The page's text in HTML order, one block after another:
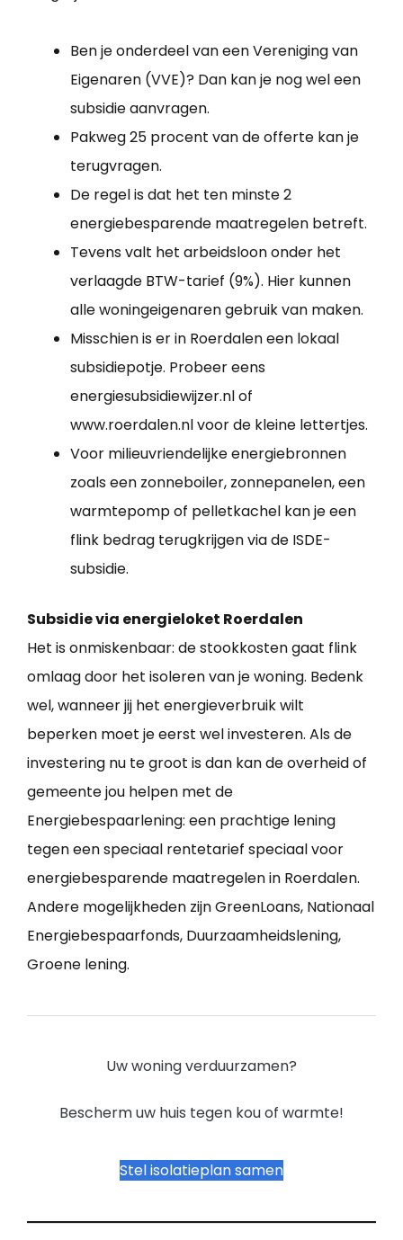
Ben je onderdeel van een Vereniging van
Eigenaren (VVE)? Dan kan je nog wel een
subsidie aanvragen.
Pakweg 25 procent van de offerte kan je
terugvragen.
De regel is dat het ten minste 2
energiebesparende maatregelen betreft.
Tevens valt het arbeidsloon onder het
verlaagde BTW-tarief (9%). Hier kunnen
alle woningeigenaren gebruik van maken.
Misschien is er in Roerdalen een lokaal
subsidiepotje. Probeer eens
energiesubsidiewijzer.nl of
www.roerdalen.nl voor de kleine lettertjes.
Voor milieuvriendelijke energiebronnen
zoals een zonneboiler, zonnepanelen, een
warmtepomp of pelletkachel kan je een
flink bedrag terugkrijgen via de ISDE-
subsidie.
Subsidie via energieloket Roerdalen
Het is onmiskenbaar: de stookkosten gaat flink
omlaag door het isoleren van je woning. Bedenk
wel, wanneer jij het energieverbruik wilt
beperken moet je eerst wel investeren. Als de
investering nu te groot is dan kan de overheid of
gemeente jou helpen met de
Energiebespaarlening: een prachtige lening
tegen een speciaal rentetarief speciaal voor
energiebesparende maatregelen in Roerdalen.
Andere mogelijkheden zijn GreenLoans, Nationaal
Energiebespaarfonds, Duurzaamheidslening,
Groene lening.
Uw woning verduurzamen?
Bescherm uw huis tegen kou of warmte!
Stel isolatieplan samen